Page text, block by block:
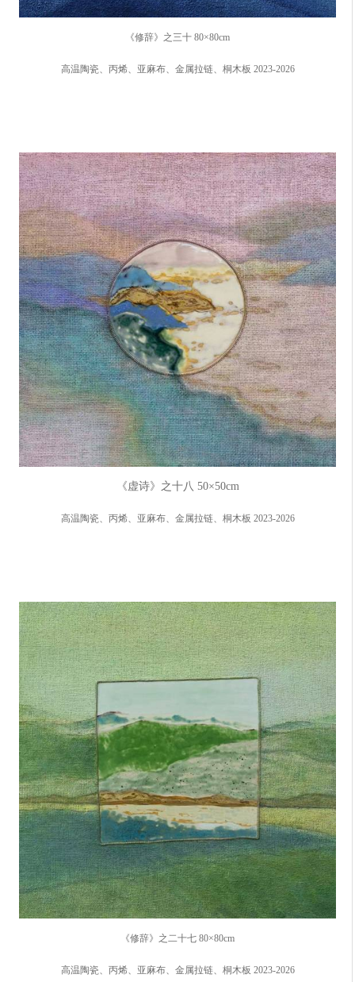
《修辞》之三十 80×80cm
高温陶瓷、丙烯、亚麻布、金属拉链、桐木板 2023-2026
《虚诗》之十八 50×50cm
高温陶瓷、丙烯、亚麻布、金属拉链、桐木板 2023-2026
《修辞》之二十七 80×80cm
高温陶瓷、丙烯、亚麻布、金属拉链、桐木板 2023-2026